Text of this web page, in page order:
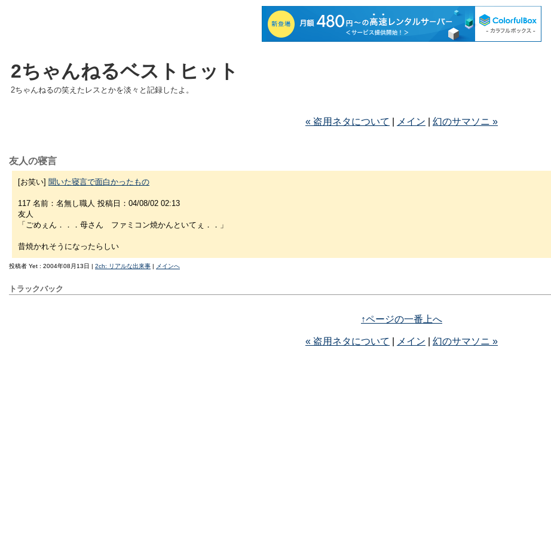
2ちゃんねるベストヒット
2ちゃんねるの笑えたレスとかを淡々と記録したよ。
« 盗用ネタについて メイン 幻のサマソニ »
友人の寝言
[お笑い] 聞いた寝言で面白かったもの
117 名前：名無し職人 投稿日：04/08/02 02:13
友人
「ごめぇん．．．母さん ファミコン焼かんといてぇ．．」
昔焼かれそうになったらしい
投稿者 Yet : 2004年08月13日 | 2ch: リアルな出来事 | メインへ
トラックバック
↑ページの一番上へ
« 盗用ネタについて メイン 幻のサマソニ »